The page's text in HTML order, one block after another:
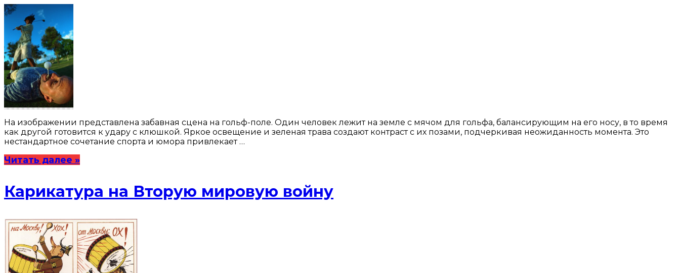
На изображении представлена забавная сцена на гольф-поле. Один человек лежит на земле с мячом для гольфа, балансирующим на его носу, в то время
как другой готовится к удару с клюшкой. Яркое освещение и зеленая трава создают контраст с их позами, подчеркивая неожиданность момента. Это
нестандартное сочетание спорта и юмора привлекает …
Читать далее »
Карикатура на Вторую мировую войну